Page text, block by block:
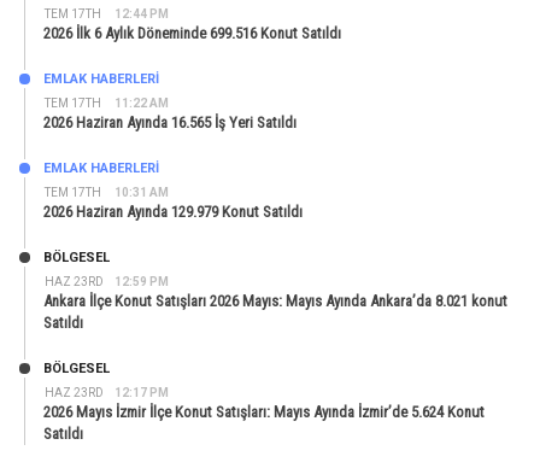
TEM 17TH 12:44 PM
2026 İlk 6 Aylık Döneminde 699.516 Konut Satıldı
TEM 17TH 11:22 AM
EMLAK HABERLERI
2026 Haziran Ayında 16.565 İş Yeri Satıldı
TEM 17TH 10:31 AM
EMLAK HABERLERI
2026 Haziran Ayında 129.979 Konut Satıldı
HAZ 23RD 12:59 PM
BÖLGESEL
Ankara İlçe Konut Satışları 2026 Mayıs: Mayıs Ayında Ankara’da 8.021 konut
Satıldı
HAZ 23RD 12:17 PM
BÖLGESEL
2026 Mayıs İzmir İlçe Konut Satışları: Mayıs Ayında İzmir’de 5.624 Konut
Satıldı